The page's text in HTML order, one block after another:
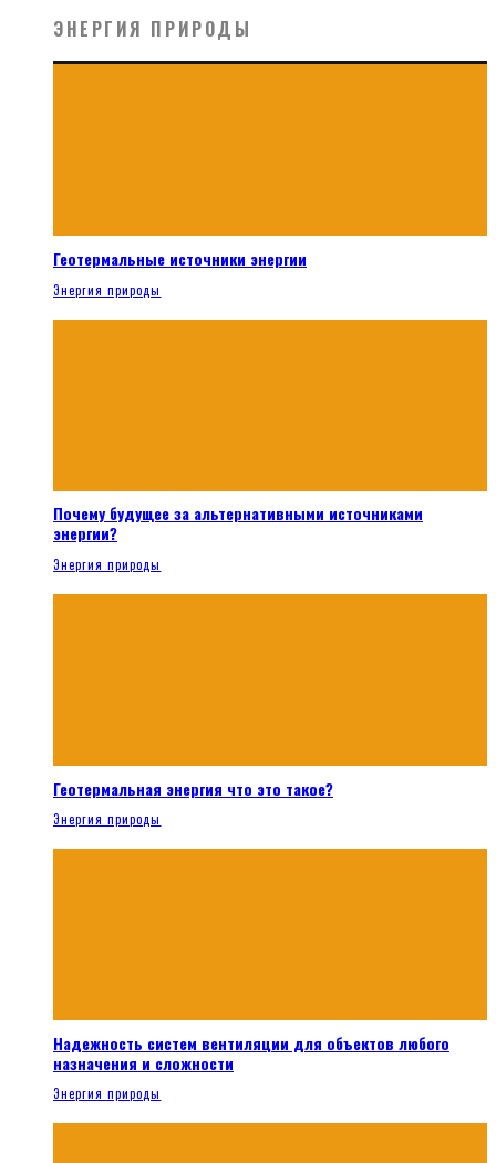
ЭНЕРГИЯ ПРИРОДЫ
Геотермальные источники энергии
Энергия природы
Почему будущее за альтернативными источниками
энергии?
Энергия природы
Геотермальная энергия что это такое?
Энергия природы
Надежность систем вентиляции для объектов любого
назначения и сложности
Энергия природы